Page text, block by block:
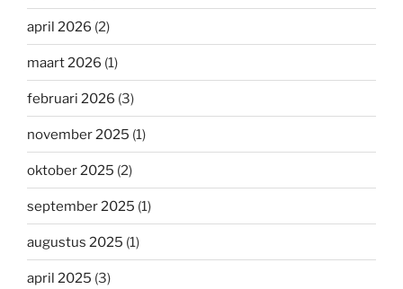
april 2026 (2)
maart 2026 (1)
februari 2026 (3)
november 2025 (1)
oktober 2025 (2)
september 2025 (1)
augustus 2025 (1)
april 2025 (3)